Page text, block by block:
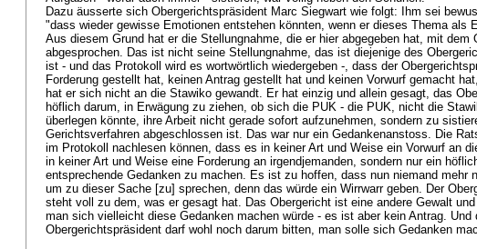
Dazu äusserte sich Obergerichtspräsident Marc Siegwart wie folgt: Ihm sei
"dass wieder gewisse Emotionen entstehen könnten, wenn er dieses Thema als
Aus diesem Grund hat er die Stellungnahme, die er hier abgegeben hat, mit dem
abgesprochen. Das ist nicht seine Stellungnahme, das ist diejenige des
ist - und das Protokoll wird es wortwörtlich wiedergeben -, dass der
Forderung gestellt hat, keinen Antrag gestellt hat und keinen Vorwurf gemacht
hat er sich nicht an die Stawiko gewandt. Er hat einzig und allein gesagt, das
höflich darum, in Erwägung zu ziehen, ob sich die PUK - die PUK, nicht die
überlegen könnte, ihre Arbeit nicht gerade sofort aufzunehmen, sondern zu
Gerichtsverfahren abgeschlossen ist. Das war nur ein Gedankenanstoss. Die
im Protokoll nachlesen können, dass es in keiner Art und Weise ein Vorwurf an
in keiner Art und Weise eine Forderung an irgendjemanden, sondern nur ein
entsprechende Gedanken zu machen. Es ist zu hoffen, dass nun niemand mehr
um zu dieser Sache [zu] sprechen, denn das würde ein Wirrwarr geben. Der
steht voll zu dem, was er gesagt hat. Das Obergericht ist eine andere Gewalt
man sich vielleicht diese Gedanken machen würde - es ist aber kein Antrag. Und
Obergerichtspräsident darf wohl noch darum bitten, man solle sich Gedanken